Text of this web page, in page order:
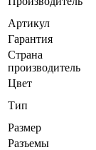
Артикул
Гарантия
Страна
производитель
Цвет
Тип
Размер
Разъемы